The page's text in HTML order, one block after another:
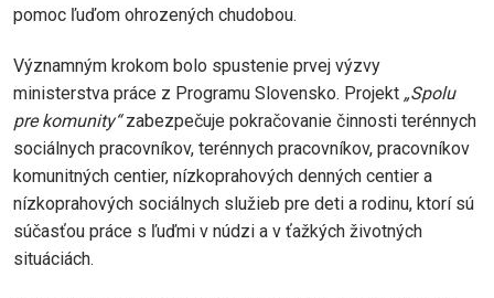
pomoc ľuďom ohrozených chudobou.
Významným krokom bolo spustenie prvej výzvy
ministerstva práce z Programu Slovensko. Projekt „Spolu
pre komunity“zabezpečuje pokračovanie činnosti terénnych
sociálnych pracovníkov, terénnych pracovníkov, pracovníkov
komunitných centier, nízkoprahových denných centier a
nízkoprahových sociálnych služieb pre deti a rodinu, ktorí sú
súčasťou práce s ľuďmi v núdzi a v ťažkých životných
situáciách.